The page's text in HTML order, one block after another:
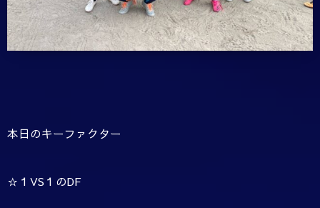
本日のキーファクター
☆１VS１のDF